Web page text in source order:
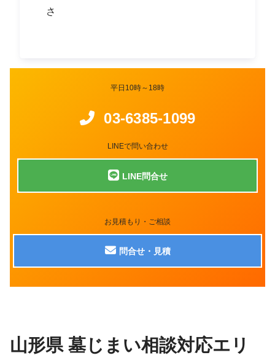
さ
平日10時～18時
03-6385-1099
LINEで問い合わせ
LINE問合せ
お見積もり・ご相談
問合せ・見積
山形県 墓じまい相談対応エリ